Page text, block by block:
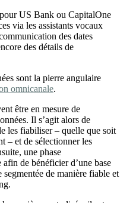
US Bank ou CapitalOne
via les assistants vocaux
des dates
des détails de
sont la pierre angulaire
omnicanale.
être en mesure de
Il s’agit alors de
les fiabiliser – quelle que soit
– et de sélectionner les
une phase
de bénéficier d’une base
de manière fiable et